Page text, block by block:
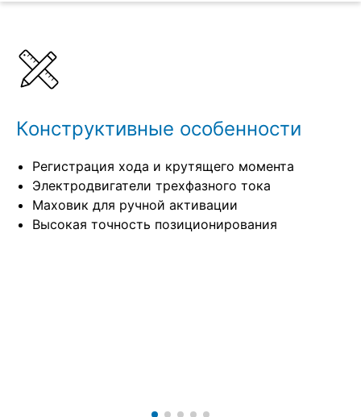
Конструктивные особенности
Регистрация хода и крутящего момента
Электродвигатели трехфазного тока
Маховик для ручной активации
Высокая точность позиционирования